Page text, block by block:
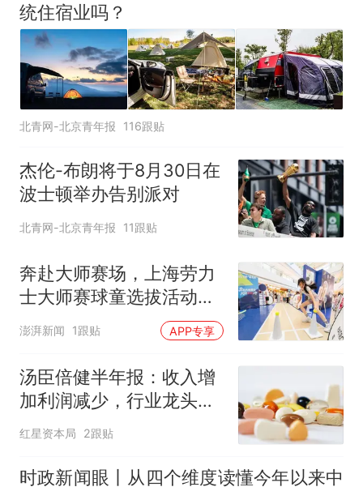
统住宿业吗？
北青网-北京青年报 116跟贴
杰伦-布朗将于8月30日在
波士顿举办告别派对
北青网-北京青年报 11跟贴
奔赴大师赛场，上海劳力
士大师赛球童选拔活动启
动
澎湃新闻 1跟贴 APP专享
汤臣倍健半年报：收入增
加利润减少，行业龙头的
AB面
红星资本局 2跟贴
时政新闻眼丨从四个维度读懂今年以来中